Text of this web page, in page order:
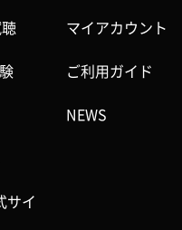
サイ
マイアカウント
ご利用ガイド
NEWS